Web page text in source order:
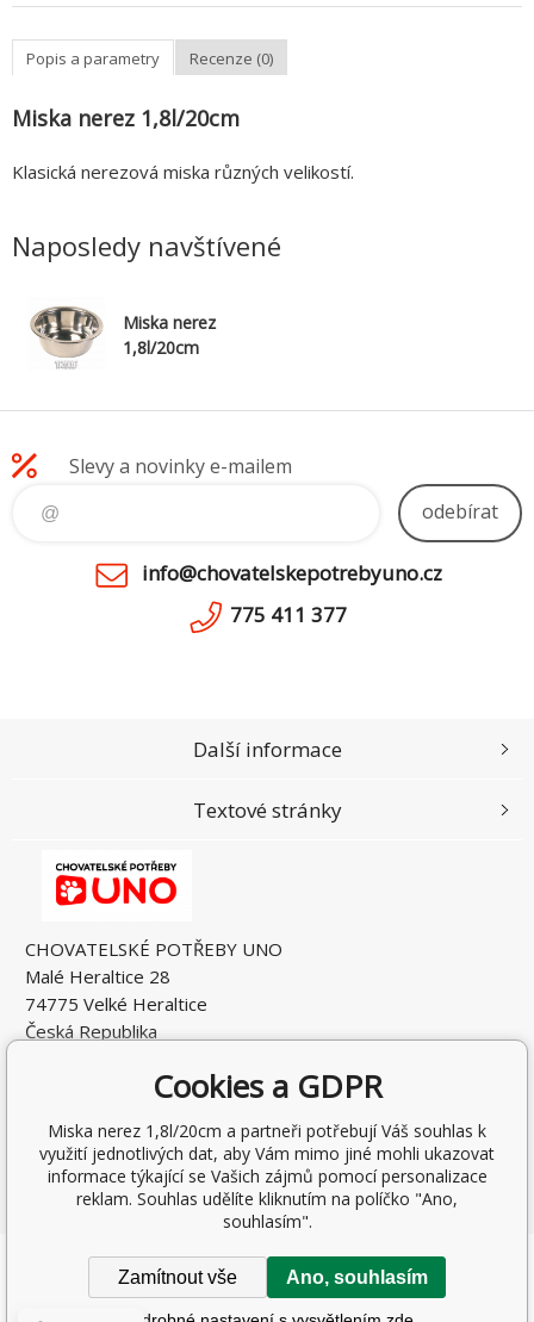
Popis a parametry Recenze (0)
Miska nerez 1,8l/20cm
Klasická nerezová miska různých velikostí.
Naposledy navštívené
Miska nerez
1,8l/20cm
Slevy a novinky e-mailem
odebírat
info@chovatelskepotrebyuno.cz
775 411 377
CHOVATELSKÉ POTŘEBY UNO
Malé Heraltice 28
74775 Velké Heraltice
Česká Republika
DIČ: CZ7405265549
Další informace
Textové stránky
Copyright © 2026 Rostislav Hňátek
Všechna práva vyhrazena.
Cookies a GDPR
Miska nerez 1,8l/20cm a partneři potřebují Váš souhlas k
využití jednotlivých dat, aby Vám mimo jiné mohli ukazovat
informace týkající se Vašich zájmů pomocí personalizace
reklam. Souhlas udělíte kliknutím na políčko "Ano,
souhlasím".
Zamítnout vše Ano, souhlasím